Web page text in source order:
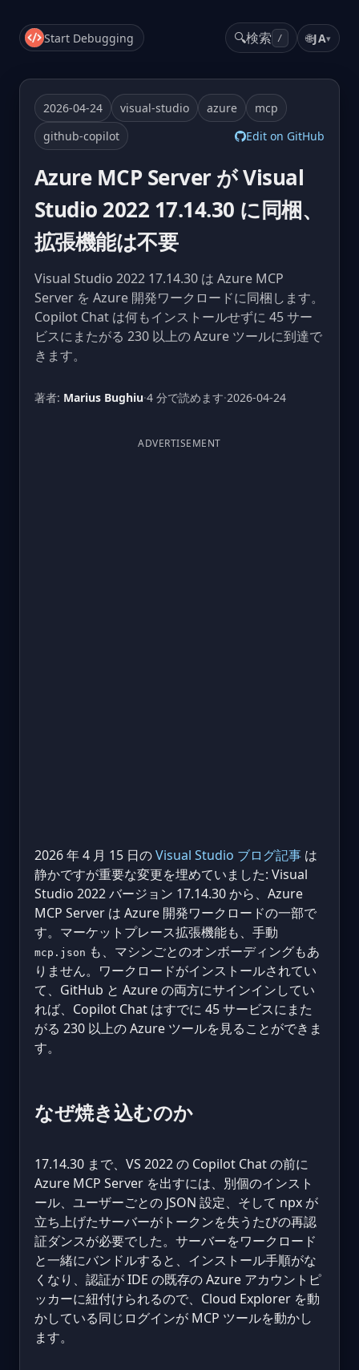
Start Debugging 🔍検索 / 🌐JA▾
2026-04-24 visual-studio azure
mcp
github-copilot
Edit on GitHub
Azure MCP Server が Visual
Studio 2022 17.14.30 に同梱、
拡張機能は不要
Visual Studio 2022 17.14.30 は Azure MCP
Server を Azure 開発ワークロードに同梱します。
Copilot Chat は何もインストールせずに 45 サー
ビスにまたがる 230 以上の Azure ツールに到達で
きます。
著者: Marius Bughiu·4 分で読めます·2026-04-24
ADVERTISEMENT
2026 年 4 月 15 日のVisual Studio ブログ記事 は
静かですが重要な変更を埋めていました: Visual
Studio 2022 バージョン 17.14.30 から、Azure
MCP Server は Azure 開発ワークロードの一部で
す。マーケットプレース拡張機能も、手動
mcp.json も、マシンごとのオンボーディングもあ
りません。ワークロードがインストールされてい
て、GitHub と Azure の両方にサインインしてい
れば、Copilot Chat はすでに 45 サービスにまた
がる 230 以上の Azure ツールを見ることができま
す。
なぜ焼き込むのか
17.14.30 まで、VS 2022 の Copilot Chat の前に
Azure MCP Server を出すには、別個のインスト
ール、ユーザーごとの JSON 設定、そして npx が
立ち上げたサーバーがトークンを失うたびの再認
証ダンスが必要でした。サーバーをワークロード
と一緒にバンドルすると、インストール手順がな
くなり、認証が IDE の既存の Azure アカウントピ
ッカーに紐付けられるので、Cloud Explorer を動
かしている同じログインが MCP ツールを動かし
ます。